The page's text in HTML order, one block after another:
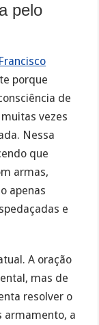
pelo
porque
de
vezes
Nessa
que
armas,
apenas
e
A oração
mas de
resolver o
armamento, a